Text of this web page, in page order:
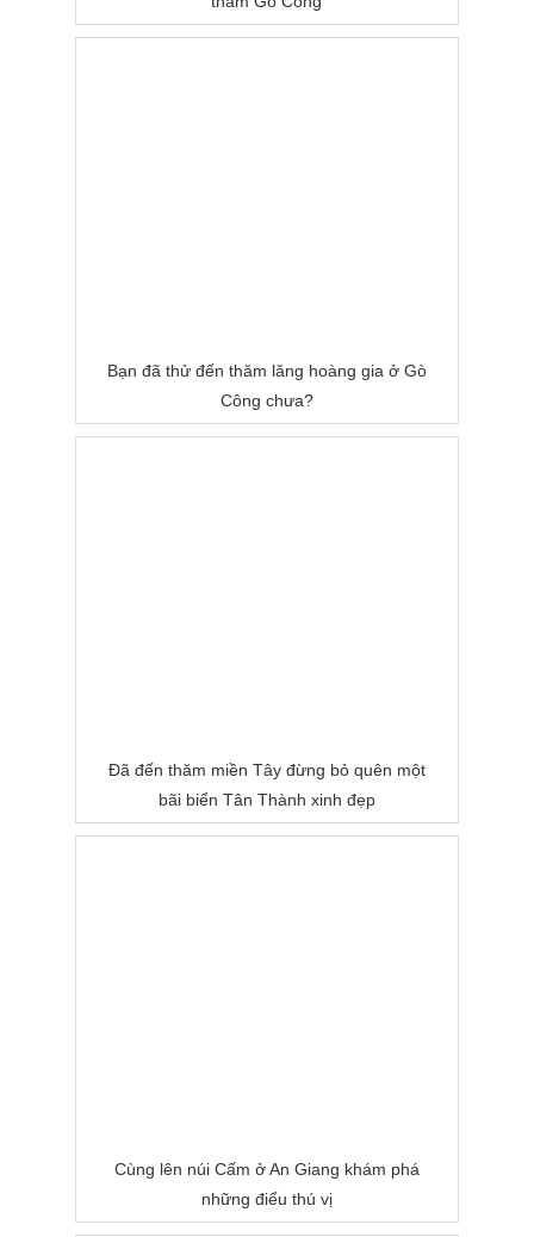
Bạn đã thử đến thăm lăng hoàng gia ở Gò
Công chưa?
Đã đến thăm miền Tây đừng bỏ quên một
bãi biển Tân Thành xinh đẹp
Cùng lên núi Cấm ở An Giang khám phá
những điểu thú vị